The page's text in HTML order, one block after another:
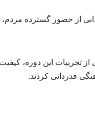
از حضور گسترده مردم،
تجربیات این دوره، کیفیت
قدردانی کردند.